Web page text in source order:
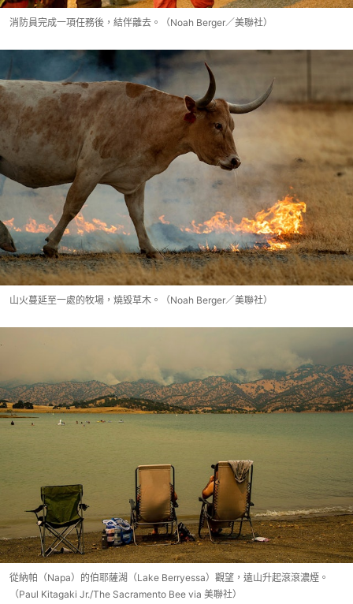
消防員完成一項任務後，結伴離去。（Noah Berger／美聯社）
山火蔓延至一處的牧場，燒毀草木。（Noah Berger／美聯社）
從納帕（Napa）的伯耶薩湖（Lake Berryessa）觀望，遠山升起滾滾濃煙。
（Paul Kitagaki Jr./The Sacramento Bee via 美聯社）